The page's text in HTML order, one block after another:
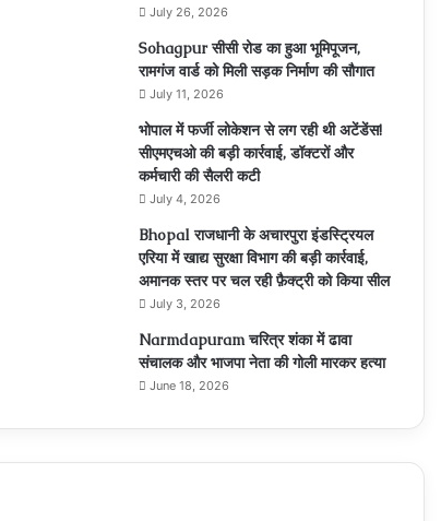
July 26, 2026
Sohagpur सीसी रोड का हुआ भूमिपूजन,
रामगंज वार्ड को मिली सड़क निर्माण की सौगात
July 11, 2026
भोपाल में फर्जी लोकेशन से लग रही थी अटेंडेंस!
सीएमएचओ की बड़ी कार्रवाई, डॉक्टरों और
कर्मचारी की सैलरी कटी
July 4, 2026
Bhopal राजधानी के अचारपुरा इंडस्ट्रियल
एरिया में खाद्य सुरक्षा विभाग की बड़ी कार्रवाई,
अमानक स्तर पर चल रही फ़ैक्ट्री को किया सील
July 3, 2026
Narmdapuram चरित्र शंका में ढावा
संचालक और भाजपा नेता की गोली मारकर हत्या
June 18, 2026